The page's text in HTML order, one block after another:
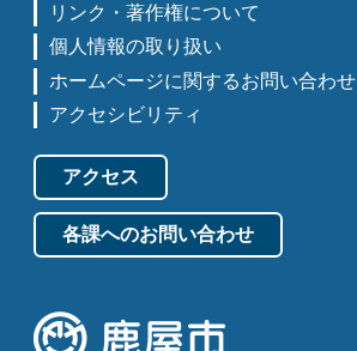
リンク・著作権について
個人情報の取り扱い
ホームページに関するお問い合わせ
アクセシビリティ
アクセス
各課へのお問い合わせ